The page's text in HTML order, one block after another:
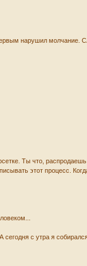
нарушил молчание.
Ты что,
этот процесс. Когда
с утра я